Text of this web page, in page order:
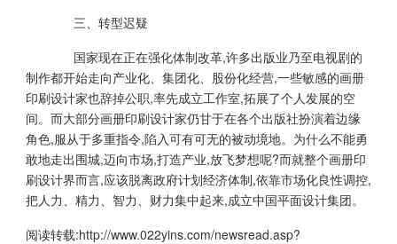
三、转型迟疑
国家现在正在强化体制改革,许多出版业乃至电视剧的
制作都开始走向产业化、集团化、股份化经营,一些敏感的画册
印刷设计家也辞掉公职,率先成立工作室,拓展了个人发展的空
间。而大部分画册印刷设计家仍甘于在各个出版社扮演着边缘
角色,服从于多重指令,陷入可有可无的被动境地。为什么不能勇
敢地走出围城,迈向市场,打造产业,放飞梦想呢?而就整个画册印
刷设计界而言,应该脱离政府计划经济体制,依靠市场化良性调控,
把人力、精力、智力、财力集中起来,成立中国平面设计集团。
阅读转载:http://www.022yins.com/newsread.asp?